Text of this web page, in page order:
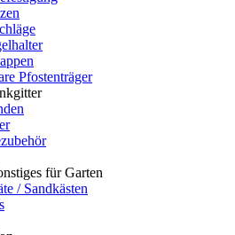
Pfostenträger
für Garten
/ Sandkästen